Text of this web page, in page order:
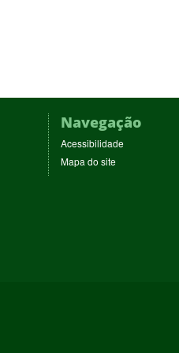
Navegação
Acessibilidade
Mapa do site